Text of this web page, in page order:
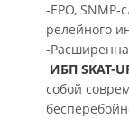
-EPO, SNMP-
релейного
-
ИБП SKAT-
собой